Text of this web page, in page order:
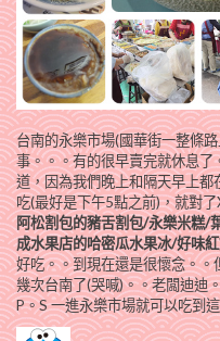
台南的永樂市場(國華街一整條
事。。。有的很早賣完就休息
道，因為我們晚上和隔天早上
吃(最好是下午5點之前)，就對
阿松割包的豬舌割包/永樂米糕/
成水果店的哈密瓜水果冰/好味
好吃。。到現在還是很懷念。
幾次台南了(哭喊)。。老闆迪迪
P。S 一進永樂市場就可以吃到